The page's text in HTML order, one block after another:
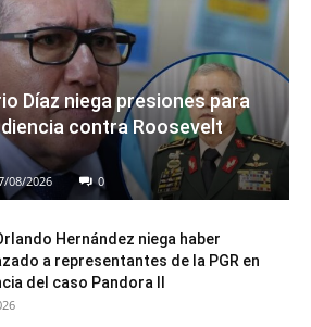
Díaz niega presiones para
contra Roosevelt
08/2026 0
Hernández niega haber
a representantes de la PGR en
del caso Pandora II